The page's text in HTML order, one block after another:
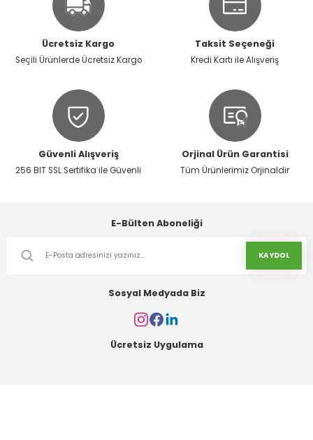
Ürün resmi kalitesiz, bozuk veya görüntülenemiyor.
Ürün açıklamasında eksik bilgiler bulunuyor.
Ürün bilgilerinde hatalar bulunuyor.
Ürün fiyatı diğer sitelerden daha pahalı.
Ücretsiz Kargo
Seçili Ürünlerde Ücretsiz Kargo
Taksit Seçeneği
Kredi Kartı ile Alışveriş
Güvenli Alışveriş
256 BIT SSL Sertifika ile Güvenli
Orjinal Ürün Garantisi
Tüm Ürünlerimiz Orjinaldir
E-Bülten Aboneliği
KAYDOL
Sosyal Medyada Biz
Ücretsiz Uygulama